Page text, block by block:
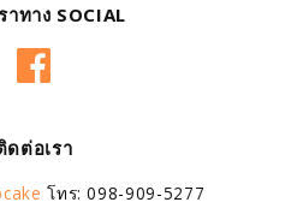
าทาง SOCIAL
ดต่อเรา
โทร: 098-909-5277